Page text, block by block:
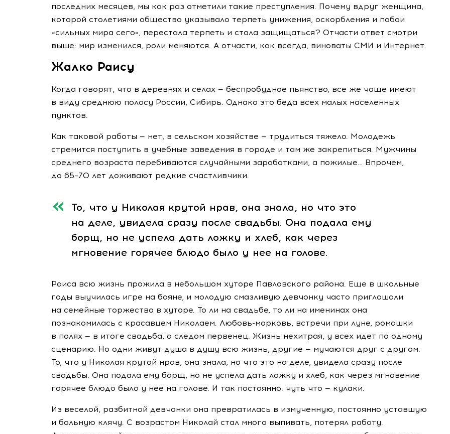
последних месяцев, мы как раз отметили такие преступления. Почему вдруг женщина,
которой столетиями общество указывало терпеть унижения, оскорбления и побои
«сильных мира сего», перестала терпеть и стала защищаться? Отчасти ответ смотри
выше: мир изменился, роли меняются. А отчасти, как всегда, виноваты СМИ и Интернет.
Жалко Раису
Когда говорят, что в деревнях и селах — беспробудное пьянство, все же чаще имеют
в виду среднюю полосу России, Сибирь. Однако это беда всех малых населенных
пунктов.
Как таковой работы — нет, в сельском хозяйстве — трудиться тяжело. Молодежь
стремится поступить в учебные заведения в городе и там же закрепиться. Мужчины
среднего возраста перебиваются случайными заработками, а пожилые… Впрочем,
до 65–70 лет доживают редкие счастливчики.
То, что у Николая крутой нрав, она знала, но что это
на деле, увидела сразу после свадьбы. Она подала ему
борщ, но не успела дать ложку и хлеб, как через
мгновение горячее блюдо было у нее на голове.
Раиса всю жизнь прожила в небольшом хуторе Павловского района. Еще в школьные
годы выучилась игре на баяне, и молодую смазливую девчонку часто приглашали
на семейные торжества в хуторе. То ли на свадьбе, то ли на именинах она
познакомилась с красавцем Николаем. Любовь-морковь, встречи при луне, ромашки
в полях — в итоге свадьба, а следом первенец. Жизнь нехитрая, у всех идет по одному
сценарию. Но одни живут душа в душу всю жизнь, другие — мучаются друг с другом.
То, что у Николая крутой нрав, она знала, но что это на деле, увидела сразу после
свадьбы. Она подала ему борщ, но не успела дать ложку и хлеб, как через мгновение
горячее блюдо было у нее на голове. И так постоянно: чуть что — кулаки.
Из веселой, разбитной девчонки она превратилась в измученную, постоянно уставшую
и больную клячу. С возрастом Николай стал много выпивать, потерял работу.